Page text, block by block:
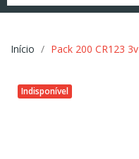
Início Pack 200 CR123 3v
Indisponível